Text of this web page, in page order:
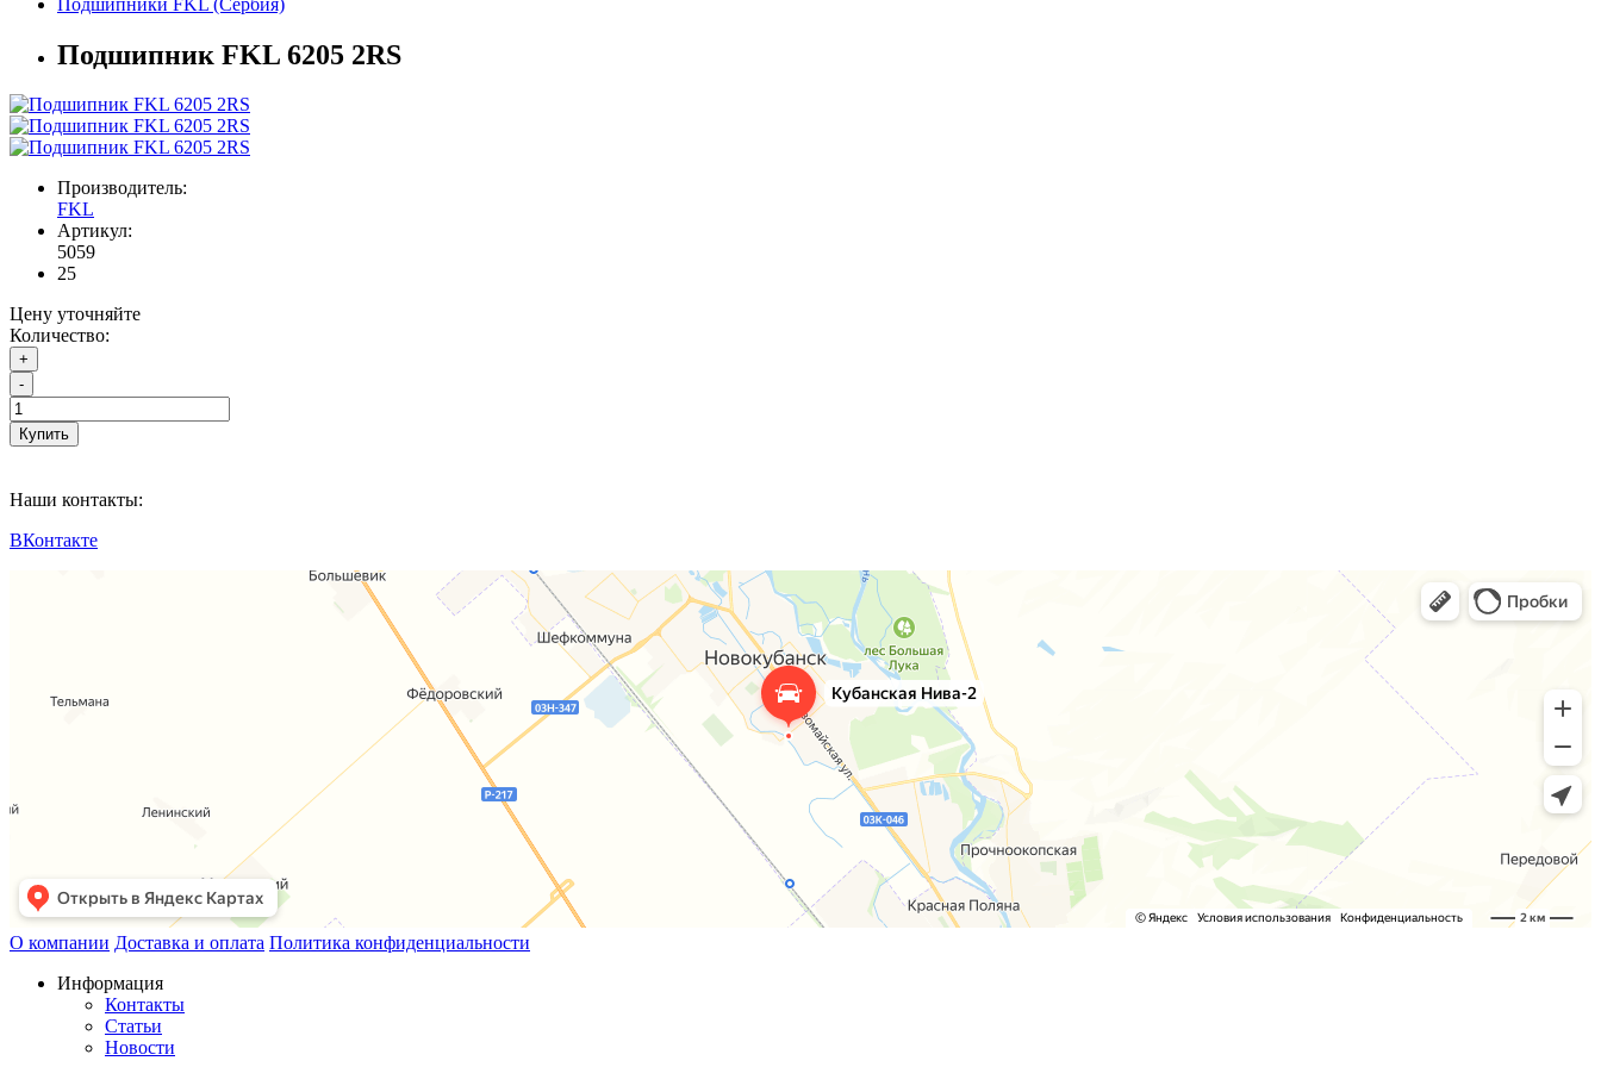
Подшипник FKL 6205 2RS
Производитель:
FKL
Артикул:
5059
25
Цену уточняйте
Количество:
+
-
Купить
Наши контакты:
ВКонтакте
О компании Доставка и оплата Политика конфиденциальности
Информация
Контакты
Статьи
Новости